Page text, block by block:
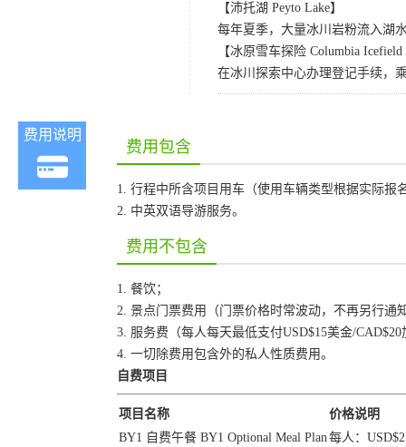
【沛托湖 Peyto Lake】
每年夏季，大量冰川岩粉流入湖
【冰原雪车探险 Columbia
在冰川探索中心办理登记手续，
费用说明
费用包含
1. 行程中所含项目用车（使用车辆类型根据实际报
2. 中英双语导游服务。
费用不包含
1. 餐饮；
2. 景点门票费用（门票价格时常波动，不再另行通
3. 服务费（每人每天最低支付USD$15美金/
4. 一切除费用包含外的私人性质费用。
自费项目
项目名称
价格说明
BY1 自费午餐 BY1 Optional Meal Plan每人：